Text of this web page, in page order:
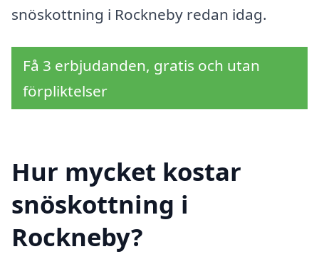
snöskottning i Rockneby redan idag.
Få 3 erbjudanden, gratis och utan
förpliktelser
Hur mycket kostar
snöskottning i
Rockneby?